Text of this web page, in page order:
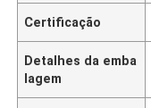
Certificação
Detalhes da emba
lagem